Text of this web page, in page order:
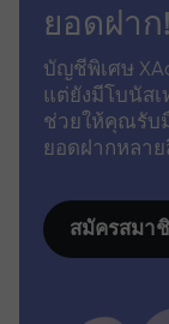
ยอดฝาก!
บัญชีพิเศษ
แต่ยังมีโบนัสเ
ช่วยให้คุณรับ
ยอดฝากหลาย
สมัครสมา